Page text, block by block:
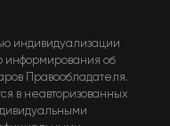
индивидуализации
информирования об
Правообладателя.
в неавторизованных